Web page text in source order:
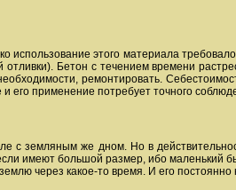
этого материала
Бетон с течением времени
ремонтировать.
применение потребует точного
с земляным же дном. Но в
имеют большой размер, ибо маленький
через какое-то время. И его